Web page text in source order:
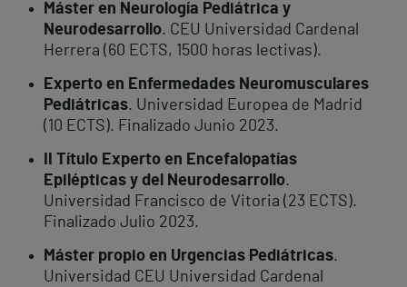
Máster en Neurología Pediátrica y
Neurodesarrollo. CEU Universidad Cardenal
Herrera (60 ECTS, 1500 horas lectivas).
Experto en Enfermedades Neuromusculares
Pediátricas. Universidad Europea de Madrid
(10 ECTS). Finalizado Junio 2023.
II Título Experto en Encefalopatías
Epilépticas y del Neurodesarrollo.
Universidad Francisco de Vitoria (23 ECTS).
Finalizado Julio 2023.
Máster propio en Urgencias Pediátricas.
Universidad CEU Universidad Cardenal